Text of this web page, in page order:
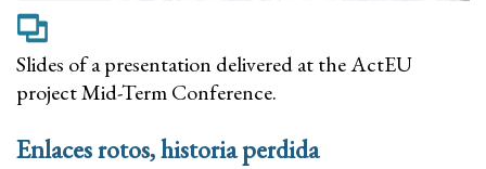
Slides of a presentation delivered at the ActEU
project Mid-Term Conference.
Enlaces rotos, historia perdida